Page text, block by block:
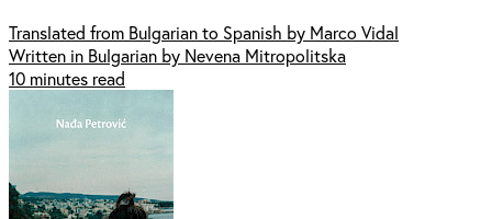
Translated from Bulgarian to Spanish by Marco Vidal
Written in Bulgarian by Nevena Mitropolitska
10 minutes read